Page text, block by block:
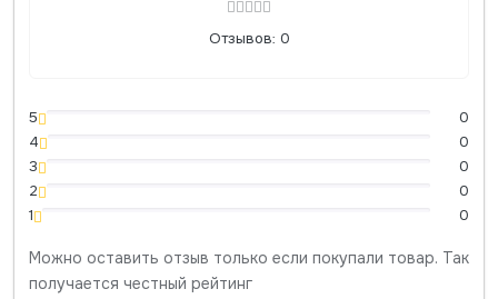
Отзывов: 0
5
0
4
0
3
0
2
0
1
0
Можно оставить отзыв только если покупали товар. Так
получается честный рейтинг